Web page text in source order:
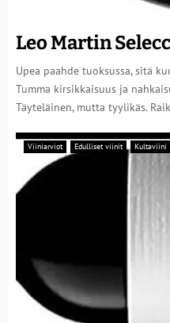
Leo Martin
Upea paahde tuoksussa, sitä
Tumma kirsikkaisuus ja
Täyteläinen, mutta tyylikäs.
Viiniarviot Edulliset viinit Kultaviini